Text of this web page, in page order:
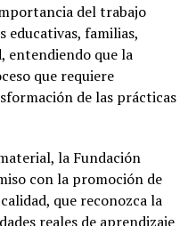
del trabajo
familias,
entendiendo que la
que requiere
de las prácticas
la Fundación
con la promoción de
que reconozca la
reales de aprendizaje